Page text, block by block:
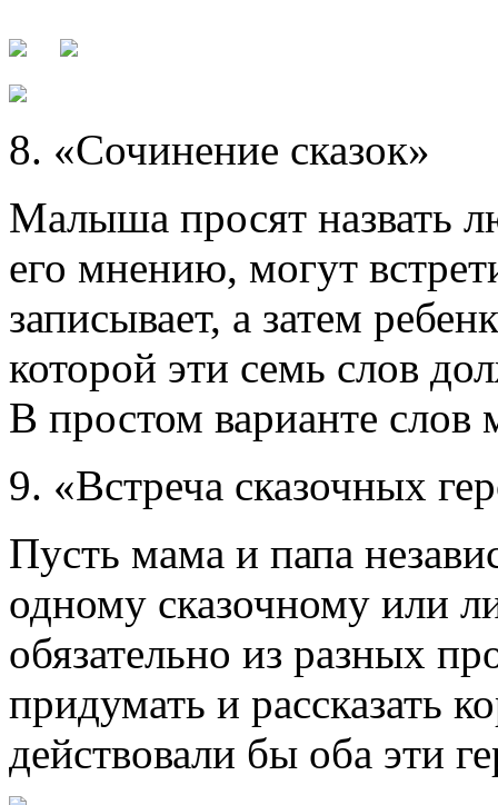
8. «Сочинение сказок»
Малыша просят назвать
его мнению, могут
записывает, а затем
которой эти семь слов
В простом варианте слов
9. «Встреча сказочных
Пусть мама и папа
одному сказочному или
обязательно из разных
придумать и рассказать
действовали бы оба эти